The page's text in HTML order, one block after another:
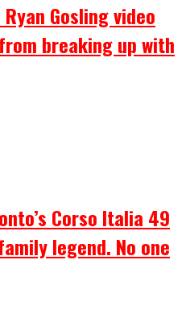
Gosling video
breaking up with
Corso Italia 49
legend. No one